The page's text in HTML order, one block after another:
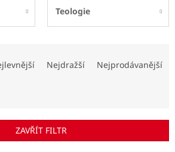
Teologie
Nejdražší Nejprodávanější
ZAVŘÍT FILTR